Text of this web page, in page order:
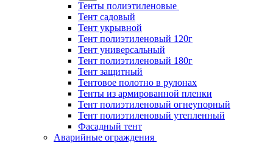
Тенты полиэтиленовые
Тент садовый
Тент укрывной
Тент полиэтиленовый 120г
Тент универсальный
Тент полиэтиленовый 180г
Тент защитный
Тентовое полотно в рулонах
Тенты из армированной пленки
Тент полиэтиленовый огнеупорный
Тент полиэтиленовый утепленный
Фасадный тент
Аварийные ограждения